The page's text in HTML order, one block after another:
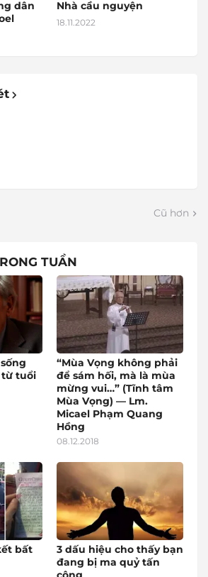
dân
Nhà cầu nguyện
18.11.2022
Cũ hơn
TUẦN
từ tuổi
“Mùa Vọng không phải
để sám hối, mà là mùa
mừng vui…” (Tĩnh tâm
Mùa Vọng) — Lm.
Micael Phạm Quang
Hồng
08.12.2018
bất
3 dấu hiệu cho thấy bạn
đang bị ma quỷ tấn